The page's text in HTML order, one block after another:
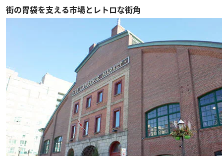
街の胃袋を支える市場とレトロな街角